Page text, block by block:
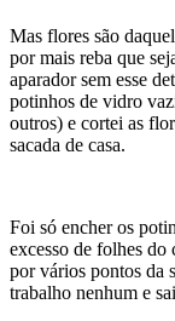
Mas flores são
por mais reba que
aparador sem esse
potinhos de vidro
outros) e cortei as
sacada de casa.
Foi só encher os
excesso de folhes do
por vários pontos da
trabalho nenhum e